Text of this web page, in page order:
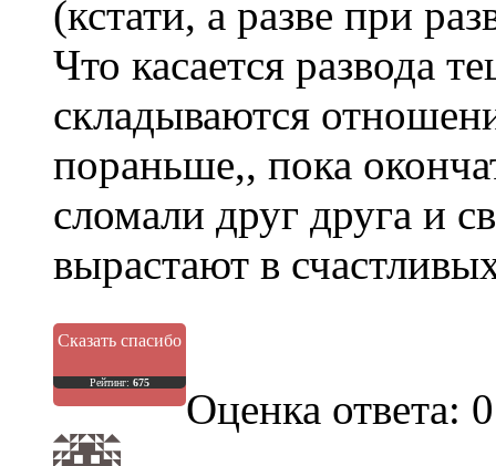
(кстати, а разве при
Что касается развода
складываются
пораньше,, пока
сломали друг друга и
вырастают в
Сказать спасибо
Рейтинг: 675
Оценка ответа: